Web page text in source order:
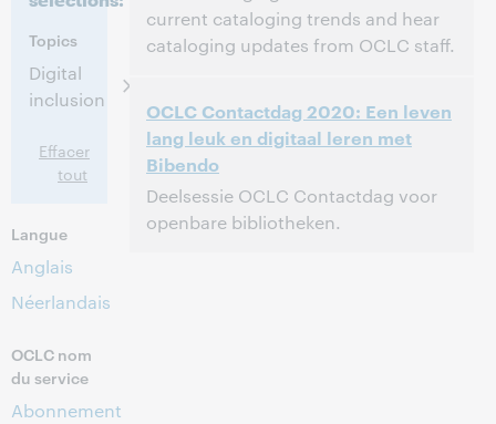
Topics
Digital
inclusion
Effacer
tout
Langue
Anglais
Néerlandais
OCLC nom
du service
Abonnement
current cataloging trends and hear
cataloging updates from OCLC staff.
Time, North America [UTC -4]
Cet événement est terminé.
OCLC Contactdag 2020: Een leven
lang leuk en digitaal leren met
Bibendo
Deelsessie OCLC Contactdag voor
openbare bibliotheken.